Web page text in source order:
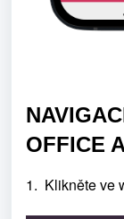
OFFICE
1. Klikněte ve